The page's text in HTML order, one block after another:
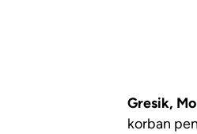
Gresik,
korban